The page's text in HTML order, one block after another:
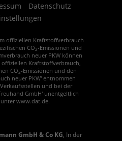
Datenschutz
offiziellen Kraftstoffverbrauch
CO2-Emissionen und
neuer PKW können
Kraftstoffverbrauch,
CO2-Emissionen und den
neuer PKW' entnommen
und bei der
GmbH' unentgeltlich
www.dat.de.
GmbH & Co KG, In der